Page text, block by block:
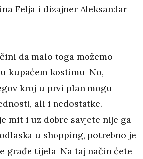
Felja i dizajner Aleksandar
da malo toga možemo
kupaćem kostimu. No,
kroj u prvi plan mogu
ali i nedostatke.
mit i uz dobre savjete nije ga
u shopping, potrebno je
građe tijela. Na taj način ćete